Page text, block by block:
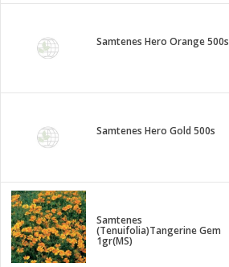
Samtenes Hero Orange 500s
Samtenes Hero Gold 500s
Samtenes
(Tenuifolia)Tangerine Gem
1gr(MS)